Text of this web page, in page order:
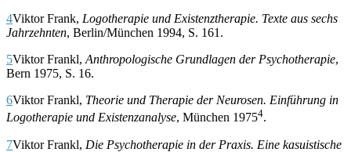
4Viktor Frank, Logotherapie und Existenztherapie. Texte aus sechs
Jahrzehnten, Berlin/München 1994, S. 161.
5Viktor Frankl,Anthropologische Grundlagen der Psychotherapie,
Bern 1975, S. 16.
6Viktor Frankl, Theorie und Therapie der Neurosen. Einführung in
Logotherapie und Existenzanalyse, München 19754.
7Viktor Frankl, Die Psychotherapie in der Praxis. Eine kasuistische